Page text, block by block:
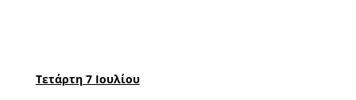
Τετάρτη 7 Ιουλίου